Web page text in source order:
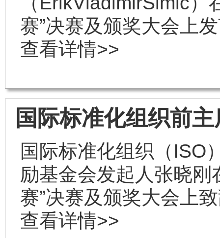
赛”决赛及颁奖大会上
查看详情>>
国际标准化组织前
国际标准化组织（ISO
励基金会发起人张晓刚
赛”决赛及颁奖大会上
查看详情>>